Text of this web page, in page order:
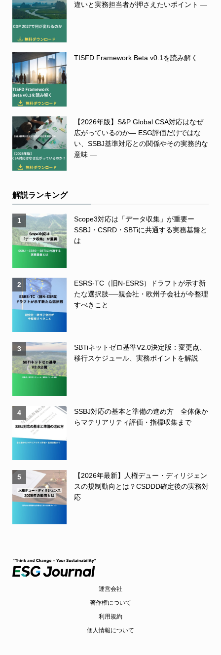
違いと実務担当者が押さえたいポイント ―
TISFD Framework Beta v0.1を読み解く
【2026年版】S&P Global CSA対応はなぜ
広がっているのか― ESG評価だけではな
い、SSBJ基準対応との関係やその実務的な
意味 ―
解説ランキング
1
Scope3対応は「データ収集」が重要ー
SSBJ・CSRD・SBTiに共通する実務基盤と
は
2
ESRS-TC（旧N-ESRS）ドラフトが示す新
たな選択肢──親会社・欧州子会社が今整理
すべきこと
3
SBTiネットゼロ基準V2.0決定版：変更点、
移行スケジュール、実務ポイントを解説
4
SSBJ対応の基本と準備の進め方 全体像か
らマテリアリティ評価・指標収集まで
5
【2026年最新】人権デュー・ディリジェン
スの規制動向とは？CSDDD確定後の実務対
応
運営会社
著作権について
利用規約
個人情報について